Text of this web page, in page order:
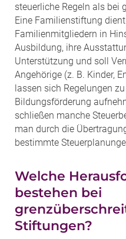
steuerliche Regeln als bei
Eine Familienstiftung
Familienmitgliedern in
Ausbildung, ihre
Unterstützung und soll
Angehörige (z. B. Kinder,
lassen sich Regelungen
Bildungsförderung
schließen manche
man durch die
bestimmte
Welche
bestehen bei
Stiftungen?